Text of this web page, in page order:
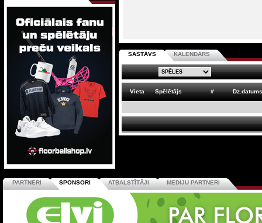
SASTĀVS KALENDĀRS
Vieta Spēlētājs # Dz.datums
PARTNERI SPONSORI ATBALSTĪTĀJI MEDIJU PARTNERI